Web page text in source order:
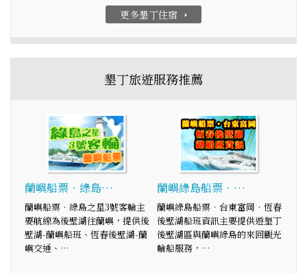
更多墾丁住宿 arrow_right
墾丁旅遊服務推薦
蘭嶼船票‧綠島…
蘭嶼船票‧綠島之星3號客輪主
要航線為後壁湖往蘭嶼，提供後
壁湖-蘭嶼船班、恆春後壁湖-蘭
嶼交通、…
蘭嶼綠島船票‧…
蘭嶼綠島船票‧台東富岡‧恆春
後壁湖船班資訊主要提供遊墾丁
後壁湖區與蘭嶼綠島的來回觀光
輪船服務，…